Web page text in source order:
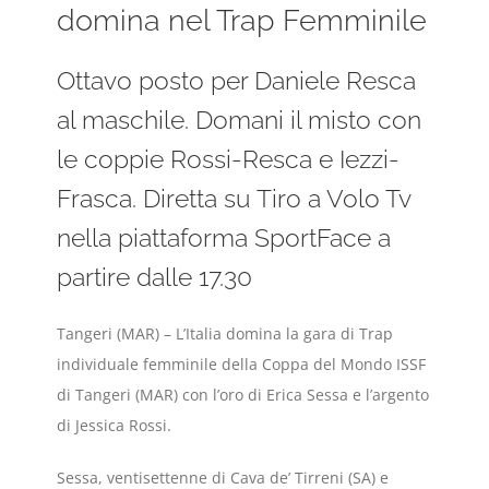
domina nel Trap Femminile
Ottavo posto per Daniele Resca
al maschile. Domani il misto con
le coppie Rossi-Resca e Iezzi-
Frasca. Diretta su Tiro a Volo Tv
nella piattaforma SportFace a
partire dalle 17.30
Tangeri (MAR) – L’Italia domina la gara di Trap
individuale femminile della Coppa del Mondo ISSF
di Tangeri (MAR) con l’oro di Erica Sessa e l’argento
di Jessica Rossi.
Sessa, ventisettenne di Cava de’ Tirreni (SA) e